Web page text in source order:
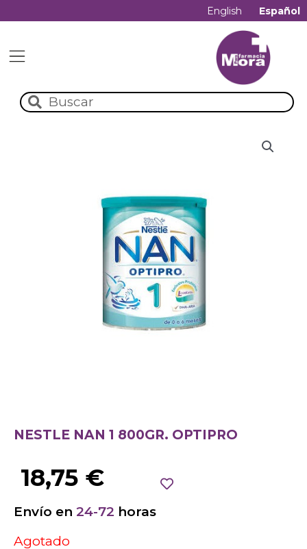
English Español
NESTLE NAN 1 800GR. OPTIPRO
18,75 €
Envío en 24-72 horas
Agotado